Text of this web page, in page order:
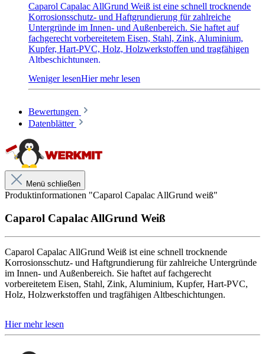
Caparol Capalac AllGrund Weiß ist eine schnell trocknende
Korrosionsschutz- und Haftgrundierung für zahlreiche
Untergründe im Innen- und Außenbereich. Sie haftet auf
fachgerecht vorbereitetem Eisen, Stahl, Zink, Aluminium,
Kupfer, Hart-PVC, Holz, Holzwerkstoffen und tragfähigen
Altbeschichtungen.
Auf Eisen und Stahl bietet Capalac AllGrund einen
vollwertigen Korrosionsschutz gemäß DIN 18363. Auf
eine sichere Haftbrücke für nachfolgende Capalac Weiß- und
Buntlacke.
Korrosionsschutz
Für Eisen und Stahl
Aktive Korrosionsschutzpigmente
Gute Wetterbeständigkeit
Schnell trocknend
Geeignet für
Eisen und Stahl
Zink und verzinkten Stahl
Aluminium und Kupfer
Holz und Holzwerkstoffe
Tragfähige Altanstriche
Bewertungen
Datenblätter
Menü schließen
Produktinformationen "Caparol Capalac AllGrund weiß"
Caparol Capalac AllGrund Weiß
Caparol Capalac AllGrund Weiß ist eine schnell trocknende
Korrosionsschutz- und Haftgrundierung für zahlreiche Untergründe
im Innen- und Außenbereich. Sie haftet auf fachgerecht
vorbereitetem Eisen, Stahl, Zink, Aluminium, Kupfer, Hart-PVC,
Holz, Holzwerkstoffen und tragfähigen Altbeschichtungen.
Korrosionsschutz gemäß DIN 18363. Auf anderen geeigneten
Untergründen schafft die Grundierung eine sichere Haftbrücke für